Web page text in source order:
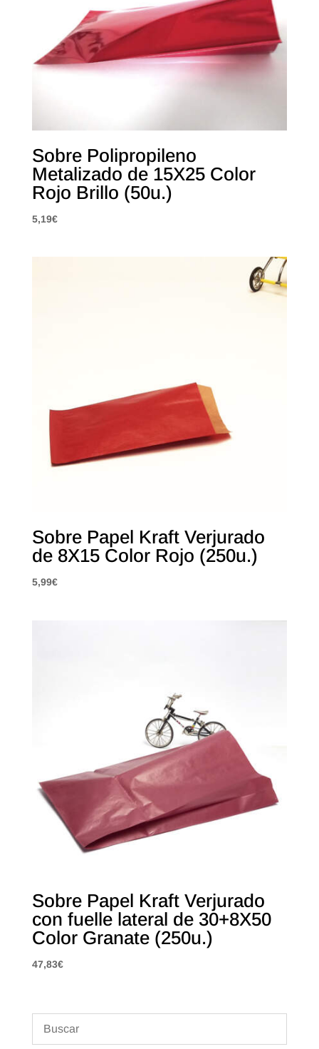
Sobre Polipropileno
Metalizado de 15X25 Color
Rojo Brillo (50u.)
5,19€
Sobre Papel Kraft Verjurado
de 8X15 Color Rojo (250u.)
5,99€
Sobre Papel Kraft Verjurado
con fuelle lateral de 30+8X50
Color Granate (250u.)
47,83€